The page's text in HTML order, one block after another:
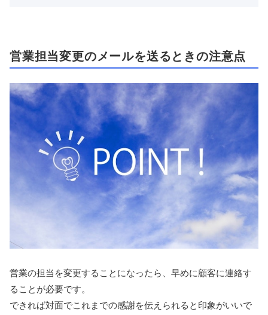
営業担当変更のメールを送るときの注意点
営業の担当を変更することになったら、早めに顧客に連絡す
ることが必要です。
できれば対面でこれまでの感謝を伝えられると印象がいいで